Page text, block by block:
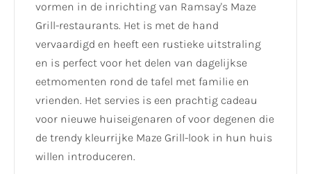
vormen in de inrichting van Ramsay's Maze
Grill-restaurants. Het is met de hand
vervaardigd en heeft een rustieke uitstraling
en is perfect voor het delen van dagelijkse
eetmomenten rond de tafel met familie en
vrienden. Het servies is een prachtig cadeau
voor nieuwe huiseigenaren of voor degenen die
de trendy kleurrijke Maze Grill-look in hun huis
willen introduceren.